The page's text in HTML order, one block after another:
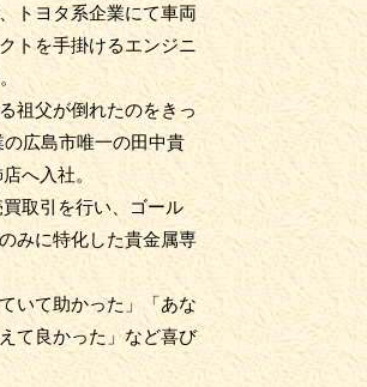
トヨタ系企業にて車両
トを手掛けるエンジニ
祖父が倒れたのをきっ
広島市唯一の田中貴
へ入社。
取引を行い、ゴール
みに特化した貴金属専
いて助かった」「あな
て良かった」など喜び